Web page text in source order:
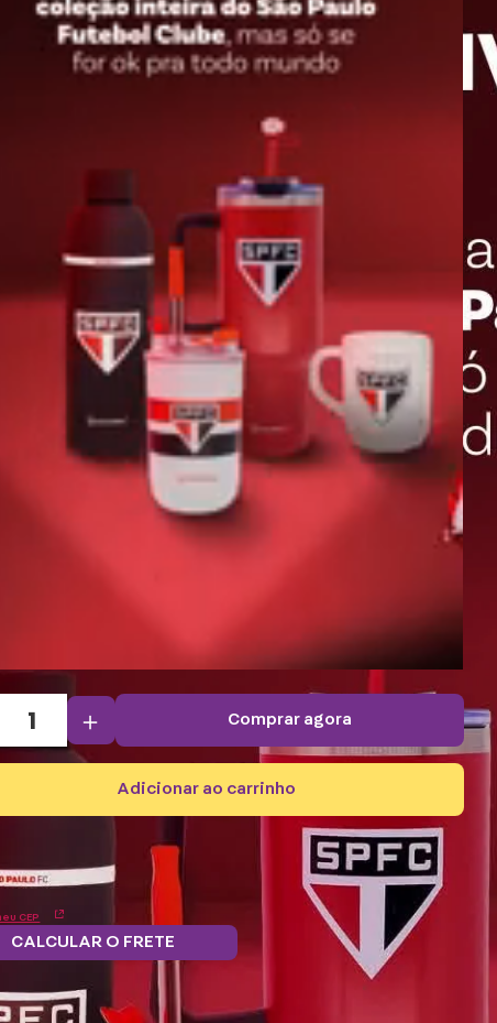
＋ comprar agora
adicionar ao carrinho
CEP
CALCULAR O FRETE